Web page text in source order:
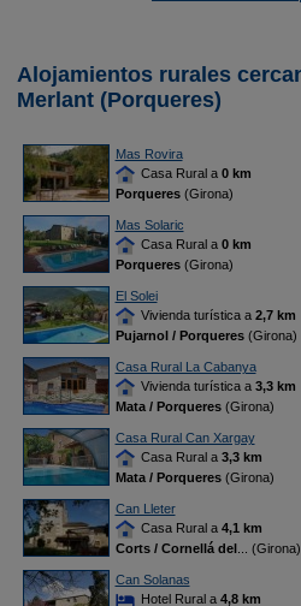
Alojamientos rurales
Merlant (Porqueres)
Mas Rovira
Casa Rural a 0 km
Porqueres(Girona)
Mas Solaric
Casa Rural a 0 km
Porqueres(Girona)
El Solei
Vivienda turística a 2,7 km
Pujarnol / Porqueres(Girona)
Casa Rural La Cabanya
Vivienda turística a 3,3 km
Mata / Porqueres(Girona)
Casa Rural Can Xargay
Casa Rural a 3,3 km
Mata / Porqueres(Girona)
Can Lleter
Casa Rural a 4,1 km
Corts / Cornellá del... (Girona)
Can Solanas
Hotel Rural a 4,8 km